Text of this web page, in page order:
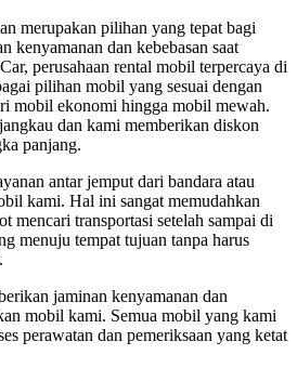
merupakan pilihan yang tepat bagi
kenyamanan dan kebebasan saat
perusahaan rental mobil terpercaya di
pilihan mobil yang sesuai dengan
mobil ekonomi hingga mobil mewah.
dan kami memberikan diskon
panjang.
antar jemput dari bandara atau
kami. Hal ini sangat memudahkan
mencari transportasi setelah sampai di
menuju tempat tujuan tanpa harus
jaminan kenyamanan dan
mobil kami. Semua mobil yang kami
perawatan dan pemeriksaan yang ketat